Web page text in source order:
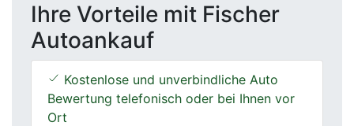
Ihre Vorteile mit Fischer
Autoankauf
Kostenlose und unverbindliche Auto
Bewertung telefonisch oder bei Ihnen vor
Ort